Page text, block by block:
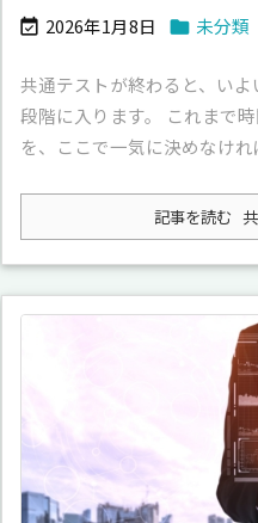
 2026年1月8日  未分類
共通テストが終わると、い
段階に入ります。 これまで
を、ここで一気に決めなけ
記事を読む